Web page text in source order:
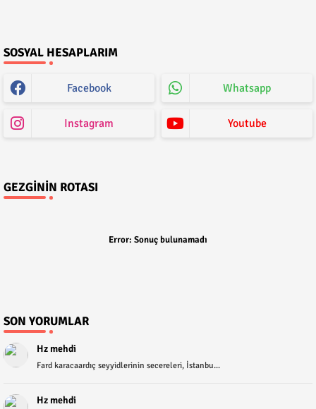
SOSYAL HESAPLARIM
Facebook Whatsapp
Instagram Youtube
GEZGININ ROTASI
Error: Sonuç bulunamadı
SON YORUMLAR
Hz mehdi
Fard karacaardıç seyyidlerinin secereleri, İstanbu...
Hz mehdi